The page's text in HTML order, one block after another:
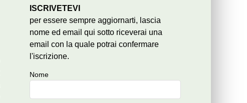
ISCRIVETEVI
per essere sempre aggiornarti, lascia
nome ed email qui sotto riceverai una
email con la quale potrai confermare
l'iscrizione.
Nome